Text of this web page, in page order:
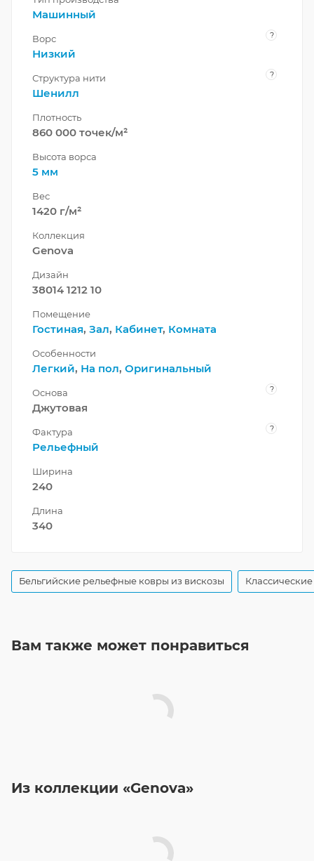
Машинный
Ворс ?
Низкий
Структура нити ?
Шенилл
Плотность
860 000 точек/м²
Высота ворса
5 мм
Вес
1420 г/м²
Коллекция
Genova
Дизайн
38014 1212 10
Помещение
Гостиная, Зал, Кабинет, Комната
Особенности
Легкий, На пол, Оригинальный
Основа ?
Джутовая
Фактура ?
Рельефный
Ширина
240
Длина
340
Бельгийские рельефные ковры из вискозы
Вам также может понравиться
Из коллекции «Genova»